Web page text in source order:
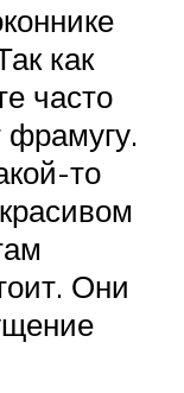
как
часто
фрамугу.
то
Они